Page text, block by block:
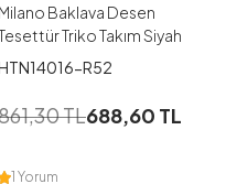
Milano Baklava Desen
Triko Takım Siyah
R52
TL688,60 TL
1 Yorum